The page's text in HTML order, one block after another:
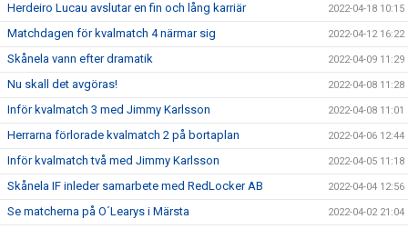
Herdeiro Lucau avslutar en fin och lång karriär 2022-04-18 10:15
Matchdagen för kvalmatch 4 närmar sig 2022-04-12 16:22
Skånela vann efter dramatik 2022-04-09 11:29
Nu skall det avgöras! 2022-04-08 11:28
Inför kvalmatch 3 med Jimmy Karlsson 2022-04-08 11:01
Herrarna förlorade kvalmatch 2 på bortaplan 2022-04-06 12:44
Inför kvalmatch två med Jimmy Karlsson 2022-04-05 11:18
Skånela IF inleder samarbete med RedLocker AB 2022-04-04 12:56
Se matcherna på O´Learys i Märsta 2022-04-02 21:04